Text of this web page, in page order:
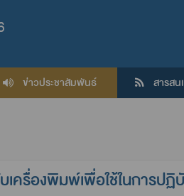
ข่าวประชาสัมพันธ์ สารสน
รื่องพิมพ์เพื่อใช้ในการปฏิบั